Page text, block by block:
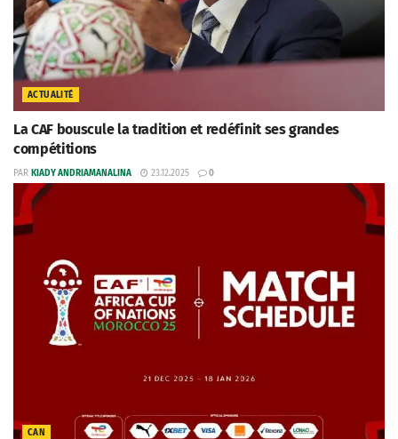
ACTUALITÉ
La CAF bouscule la tradition et redéfinit ses grandes
compétitions
PAR KIADY ANDRIAMANALINA 23.12.2025 0
CAN